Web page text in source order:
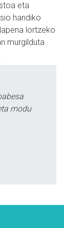
eta
handiko
lortzeko
murgilduta
modu